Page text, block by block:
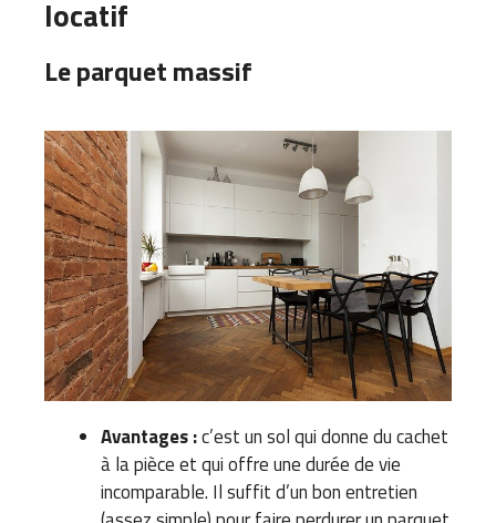
locatif
Le parquet massif
Avantages :c’est un sol qui donne du cachet
à la pièce et qui offre une durée de vie
incomparable. Il suffit d’un bon entretien